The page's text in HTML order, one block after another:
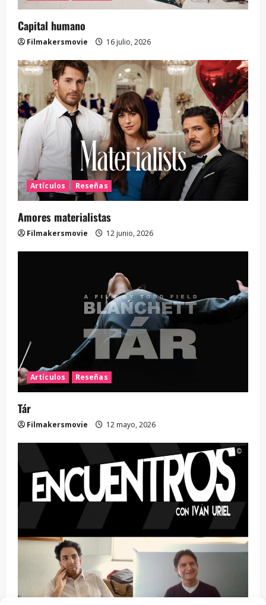
Capital humano
Filmakersmovie 16 julio, 2026
Artículos Reseñas
Amores materialistas
Filmakersmovie 12 junio, 2026
Artículos Reseñas
Tár
Filmakersmovie 12 mayo, 2026